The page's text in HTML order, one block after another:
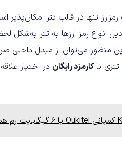
تنها در قالب تتر امکان‌پذیر
انواع رمز ارزها به تتر به‌شکل
منظور می‌توان از مبدل داخلی
باکارمزد رایگان در اختیار